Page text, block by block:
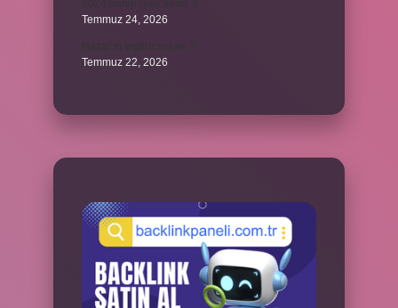
Temmuz 24, 2026
Temmuz 22, 2026